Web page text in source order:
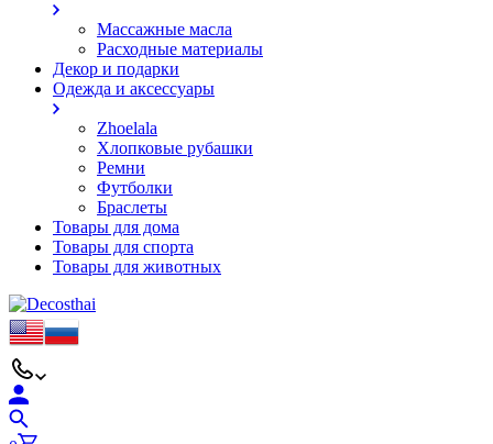
Массажные масла
Расходные материалы
Декор и подарки
Одежда и аксессуары
Zhoelala
Хлопковые рубашки
Ремни
Футболки
Браслеты
Товары для дома
Товары для спорта
Товары для животных